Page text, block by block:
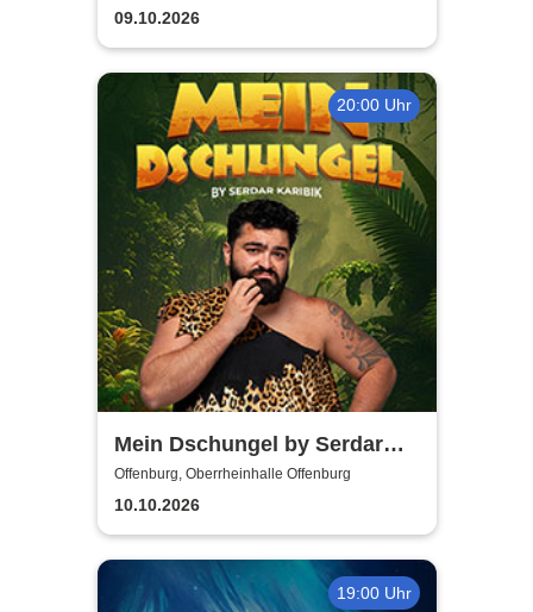
09.10.2026
20:00 Uhr
Mein Dschungel by Serdar
Karibik
Offenburg, Oberrheinhalle Offenburg
10.10.2026
19:00 Uhr